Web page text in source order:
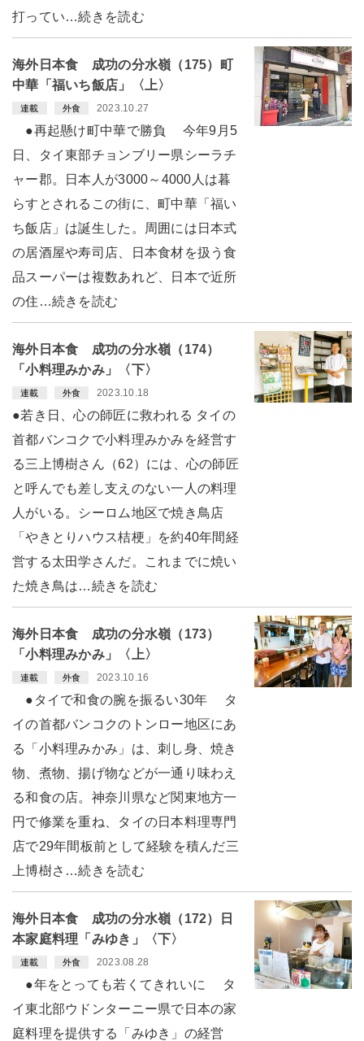
打ってい…続きを読む
海外日本食 成功の分水嶺（175）町
中華「福いち飯店」〈上〉
連載 外食 2023.10.27
●再起懸け町中華で勝負 今年9月5
日、タイ東部チョンブリー県シーラチ
ャー郡。日本人が3000～4000人は暮
らすとされるこの街に、町中華「福い
ち飯店」は誕生した。周囲には日本式
の居酒屋や寿司店、日本食材を扱う食
品スーパーは複数あれど、日本で近所
の住…続きを読む
海外日本食 成功の分水嶺（174）
「小料理みかみ」〈下〉
連載 外食 2023.10.18
●若き日、心の師匠に救われる タイの
首都バンコクで小料理みかみを経営す
る三上博樹さん（62）には、心の師匠
と呼んでも差し支えのない一人の料理
人がいる。シーロム地区で焼き鳥店
「やきとりハウス桔梗」を約40年間経
営する太田学さんだ。これまでに焼い
た焼き鳥は…続きを読む
海外日本食 成功の分水嶺（173）
「小料理みかみ」〈上〉
連載 外食 2023.10.16
●タイで和食の腕を振るい30年 タ
イの首都バンコクのトンロー地区にあ
る「小料理みかみ」は、刺し身、焼き
物、煮物、揚げ物などが一通り味わえ
る和食の店。神奈川県など関東地方一
円で修業を重ね、タイの日本料理専門
店で29年間板前として経験を積んだ三
上博樹さ…続きを読む
海外日本食 成功の分水嶺（172）日
本家庭料理「みゆき」〈下〉
連載 外食 2023.08.28
●年をとっても若くてきれいに タ
イ東北部ウドンターニー県で日本の家
庭料理を提供する「みゆき」の経営